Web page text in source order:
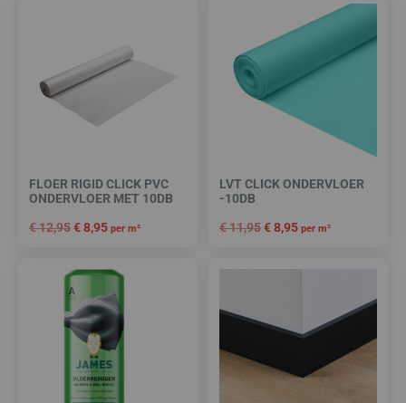
FLOER RIGID CLICK PVC
ONDERVLOER MET 10DB
€12,95€8,95 per m²
LVT CLICK ONDERVLOER
-10DB
€11,95€8,95 per m²